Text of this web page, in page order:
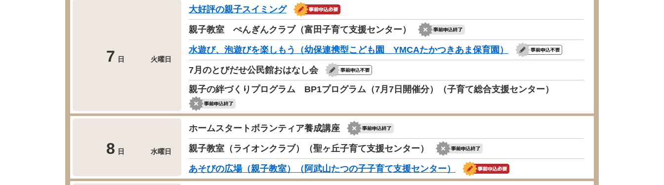
7 日 火曜日
大好評の親子スイミング
親子教室 ぺんぎんクラブ（富田子育て支援センター）
水遊び、泡遊びを楽しもう（幼保連携型こども園 YMCAたかつきあま保育園）
7月のとびだせ公民館おはなし会
親子の絆づくりプログラム BP1プログラム（7月7日開催分）（子育て総合支援センター）
8 日 水曜日
ホームスタートボランティア養成講座
親子教室（ライオンクラブ）（聖ヶ丘子育て支援センター）
あそびの広場（親子教室）（阿武山たつの子子育て支援センター）